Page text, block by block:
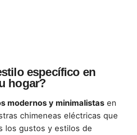
específico en
hogar?
modernos y minimalistas en
chimeneas eléctricas que
los gustos y estilos de